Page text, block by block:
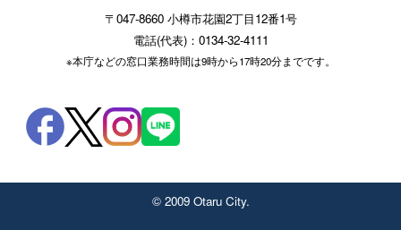
〒047-8660 小樽市花園2丁目12番1号
電話(代表)：0134-32-4111
※本庁などの窓口業務時間は9時から17時20分までです。
© 2009 Otaru City.